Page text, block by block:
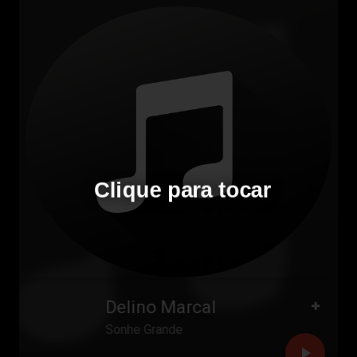
Clique para tocar
Delino Marcal
Sonhe Grande